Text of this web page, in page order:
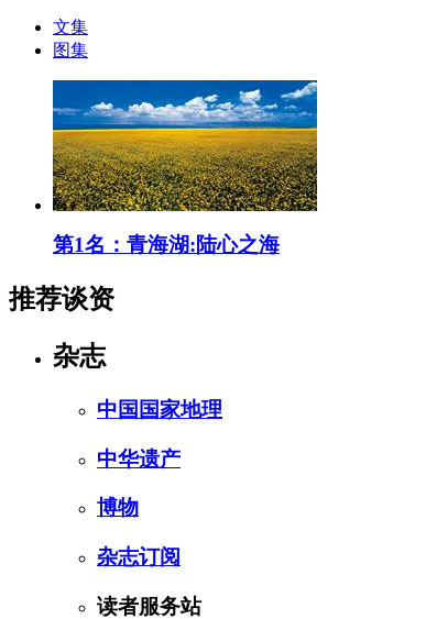
文集
图集
第1名：青海湖:陆心之海
推荐谈资
杂志
中国国家地理
中华遗产
博物
杂志订阅
读者服务站